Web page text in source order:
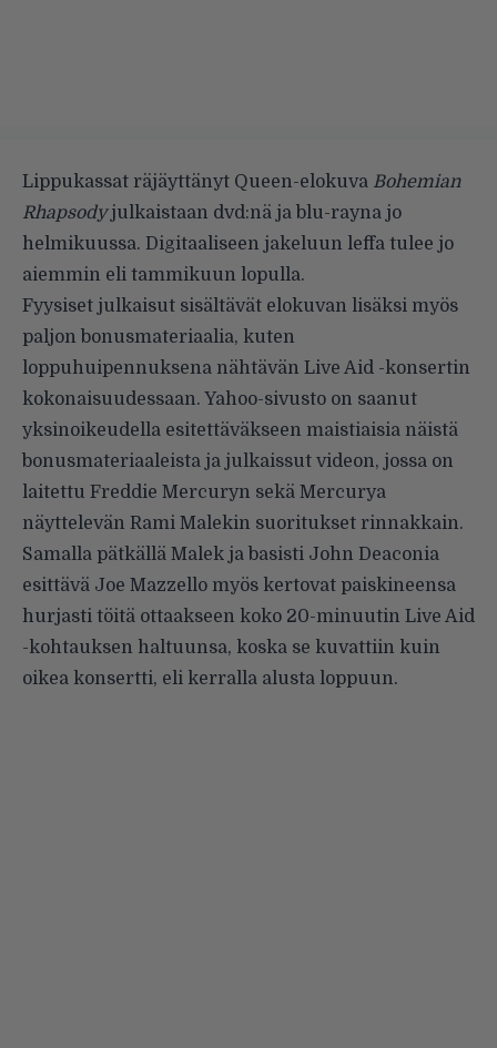
Lippukassat räjäyttänyt Queen-elokuva Bohemian
Rhapsodyjulkaistaan dvd:nä ja blu-rayna jo
helmikuussa. Digitaaliseen jakeluun leffa tulee jo
aiemmin eli tammikuun lopulla.
Fyysiset julkaisut sisältävät elokuvan lisäksi myös
paljon bonusmateriaalia, kuten
loppuhuipennuksena nähtävän Live Aid -konsertin
kokonaisuudessaan. Yahoo-sivusto on saanut
yksinoikeudella esitettäväkseen maistiaisia näistä
bonusmateriaaleista ja julkaissut videon, jossa on
laitettu Freddie Mercuryn sekä Mercurya
näyttelevän Rami Malekin suoritukset rinnakkain.
Samalla pätkällä Malek ja basisti John Deaconia
esittävä Joe Mazzello myös kertovat paiskineensa
hurjasti töitä ottaakseen koko 20-minuutin Live Aid
-kohtauksen haltuunsa, koska se kuvattiin kuin
oikea konsertti, eli kerralla alusta loppuun.